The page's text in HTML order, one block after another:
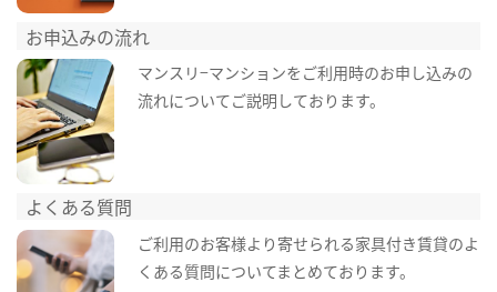
お申込みの流れ
マンスリ−マンションをご利用時のお申し込みの
流れについてご説明しております。
よくある質問
ご利用のお客様より寄せられる家具付き賃貸のよ
くある質問についてまとめております。